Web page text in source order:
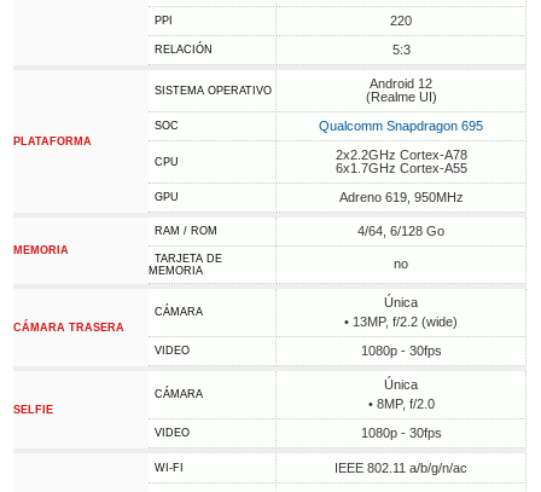
PPI 220
RELACIÓN 5:3
PLATAFORMA
SISTEMA OPERATIVO
Android 12
(Realme UI)
SOC Qualcomm Snapdragon 695
CPU
2x2.2GHz Cortex-A78
6x1.7GHz Cortex-A55
GPU Adreno 619, 950MHz
MEMORIA
RAM / ROM 4/64, 6/128 Go
TARJETA DE
MEMORIA
no
CÁMARA TRASERA
CÁMARA
Única
• 13MP, f/2.2 (wide)
VIDEO 1080p - 30fps
SELFIE
CÁMARA
Única
• 8MP, f/2.0
VIDEO 1080p - 30fps
WI-FI IEEE 802.11 a/b/g/n/ac